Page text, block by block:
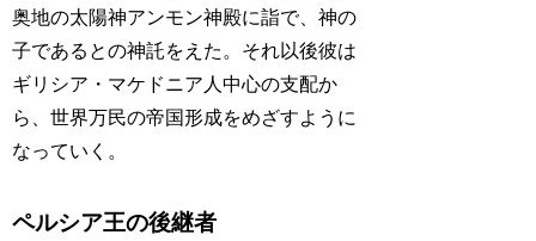
奥地の太陽神アンモン神殿に詣で、神の
子であるとの神託をえた。それ以後彼は
ギリシア・マケドニア人中心の支配か
ら、世界万民の帝国形成をめざすように
なっていく。
ペルシア王の後継者